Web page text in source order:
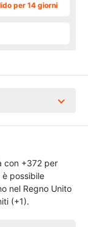
per 14 giorni
con +372 per
possibile
nel Regno Unito
(+1).